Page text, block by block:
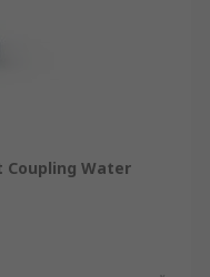
Coupling Water